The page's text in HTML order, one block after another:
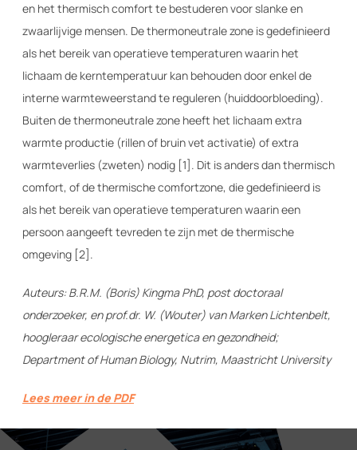
en het thermisch comfort te bestuderen voor slanke en
zwaarlijvige mensen. De thermoneutrale zone is gedefinieerd
als het bereik van operatieve temperaturen waarin het
lichaam de kerntemperatuur kan behouden door enkel de
interne warmteweerstand te reguleren (huiddoorbloeding).
Buiten de thermoneutrale zone heeft het lichaam extra
warmte productie (rillen of bruin vet activatie) of extra
warmteverlies (zweten) nodig [1]. Dit is anders dan thermisch
comfort, of de thermische comfortzone, die gedefinieerd is
als het bereik van operatieve temperaturen waarin een
persoon aangeeft tevreden te zijn met de thermische
omgeving [2].
Auteurs: B.R.M. (Boris) Kingma PhD, post doctoraal
onderzoeker, en prof.dr. W. (Wouter) van Marken Lichtenbelt,
hoogleraar ecologische energetica en gezondheid;
Department of Human Biology, Nutrim, Maastricht University
Lees meer in de PDF